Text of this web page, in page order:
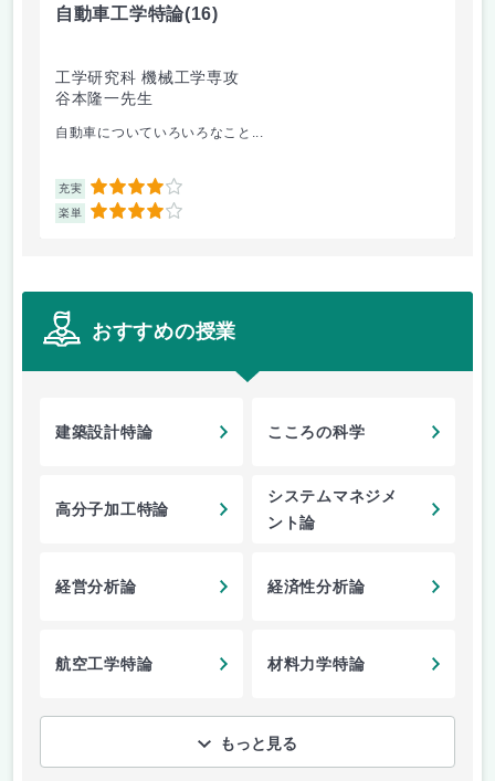
自動車工学特論(16)
工学研究科 機械工学専攻
谷本隆一先生
自動車についていろいろなこと...
充実 4
楽単 4
おすすめの授業
建築設計特論 こころの科学
高分子加工特論
システムマネジメ
ント論
経営分析論 経済性分析論
航空工学特論 材料力学特論
もっと見る